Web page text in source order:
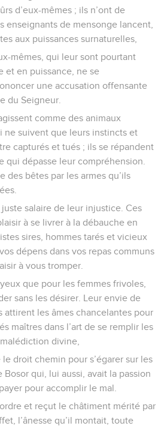
d’eux-mêmes ; ils n’ont de
enseignants de mensonge lancent,
aux puissances surnaturelles,
mêmes, qui leur sont pourtant
et en puissance, ne se
une accusation offensante
du Seigneur.
comme des animaux
ne suivent que leurs instincts et
capturés et tués ; ils se répandent
qui dépasse leur compréhension.
des bêtes par les armes qu’ils
salaire de leur injustice. Ces
à se livrer à la débauche en
sires, hommes tarés et vicieux
dépens dans vos repas communs
à vous tromper.
que pour les femmes frivoles,
sans les désirer. Leur envie de
attirent les âmes chancelantes pour
maîtres dans l’art de se remplir les
divine,
droit chemin pour s’égarer sur les
Bosor qui, lui aussi, avait la passion
pour accomplir le mal.
et reçut le châtiment mérité par
l’ânesse qu’il montait, toute